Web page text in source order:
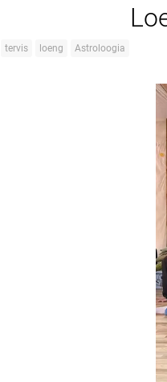
tervis loeng Astroloogia